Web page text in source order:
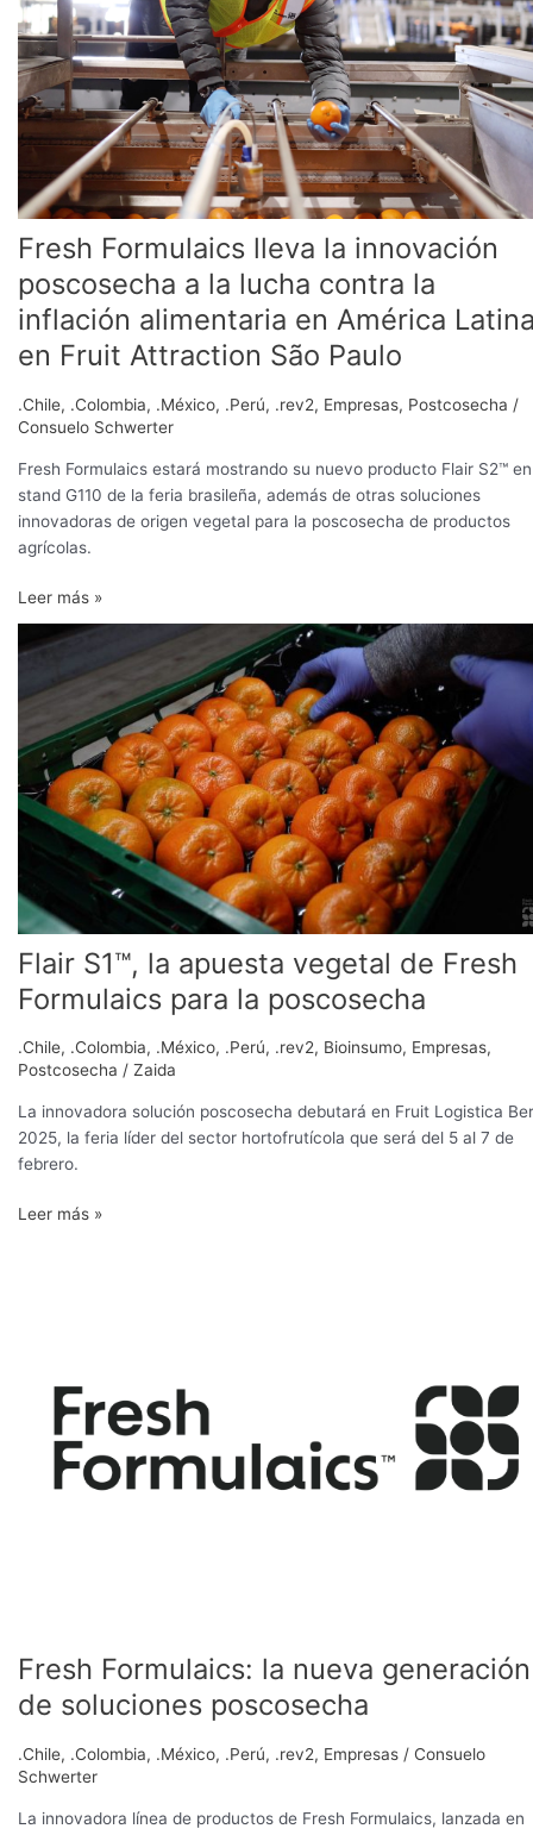
Fresh Formulaics lleva la innovación
poscosecha a la lucha contra la
inflación alimentaria en América
en Fruit Attraction São Paulo
.Chile, .Colombia, .México, .Perú, .rev2, Empresas, Postcosecha /
Consuelo Schwerter
Fresh Formulaics estará mostrando su nuevo producto Flair S2™
stand G110 de la feria brasileña, además de otras soluciones
innovadoras de origen vegetal para la poscosecha de productos
agrícolas.
la
lucha
contra
la
inflación
alimentaria
en
América
Latina
en
Fruit
Attraction
São
Paulo
Leer más »
Flair S1™, la apuesta vegetal de Fresh
Formulaics para la poscosecha
.Chile, .Colombia, .México, .Perú, .rev2, Bioinsumo, Empresas,
Postcosecha / Zaida
La innovadora solución poscosecha debutará en Fruit Logistica
2025, la feria líder del sector hortofrutícola que será del 5 al 7 de
febrero.
vegetal
Fresh
Formulaics
poscosecha
Leer más »
Fresh Formulaics: la nueva generación
de soluciones poscosecha
.Chile, .Colombia, .México, .Perú, .rev2, Empresas / Consuelo
Schwerter
La innovadora línea de productos de Fresh Formulaics, lanzada en
soluciones
poscosecha